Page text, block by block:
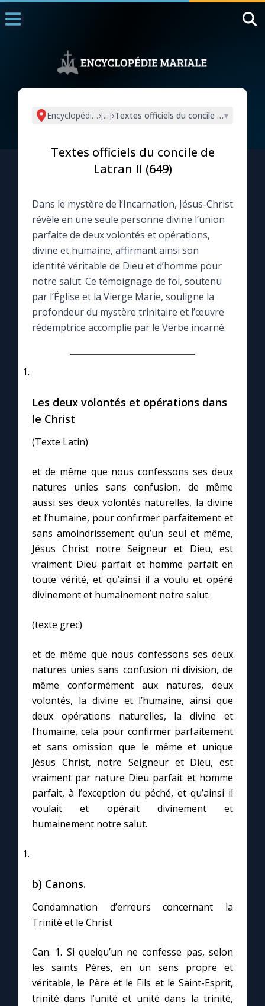
L'actualité de la semaine
La newsletter
La vidéo de la semaine
Le compte Tiktok
Le magazine
Questions-réponses
Prier au quotidien
L'Évangile chaque jour
Les premiers samedis du mois
Marie qui défait les nœuds
Me consacrer à Jésus par Marie
Mes intentions de prière
Une Minute avec Marie
Une neuvaine
À la une
1000 Raisons de Croire
Chapelet pour le monde
Marie de Nazareth
Encyclopédie mariale
›[...]›Textes officiels du concile de Latran II
▾
Textes officiels du concile de
Latran II (649)
Dans le mystère de l’Incarnation, Jésus-Christ
révèle en une seule personne divine l’union
parfaite de deux volontés et opérations,
divine et humaine, affirmant ainsi son
identité véritable de Dieu et d’homme pour
notre salut. Ce témoignage de foi, soutenu
par l’Église et la Vierge Marie, souligne la
profondeur du mystère trinitaire et l’œuvre
rédemptrice accomplie par le Verbe incarné.
Les deux volontés et opérations dans
le Christ
(Texte Latin)
et de même que nous confessons ses deux
natures unies sans confusion, de même
aussi ses deux volontés naturelles, la divine
et l’humaine, pour confirmer parfaitement et
sans amoindrissement qu’un seul et même,
Jésus Christ notre Seigneur et Dieu, est
vraiment Dieu parfait et homme parfait en
toute vérité, et qu’ainsi il a voulu et opéré
divinement et humainement notre salut.
(texte grec)
et de même que nous confessons ses deux
natures unies sans confusion ni division, de
même conformément aux natures, deux
volontés, la divine et l’humaine, ainsi que
deux opérations naturelles, la divine et
l’humaine, cela pour confirmer parfaitement
et sans omission que le même et unique
Jésus Christ, notre Seigneur et Dieu, est
vraiment par nature Dieu parfait et homme
parfait, à l’exception du péché, et qu’ainsi il
voulait et opérait divinement et
humainement notre salut.
b) Canons.
Condamnation d’erreurs concernant la
Trinité et le Christ
Can. 1. Si quelqu’un ne confesse pas, selon
les saints Pères, en un sens propre et
véritable, le Père et le Fils et le Saint-Esprit,
trinité dans l’unité et unité dans la trinité,